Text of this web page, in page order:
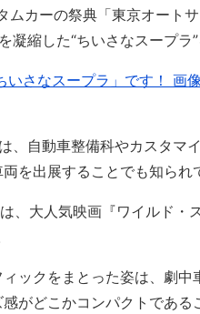
カーの祭典「東京オート
縮した“ちいさなスープラ”
さなスープラ」です！ 画
、自動車整備科やカスタマ
を出展することでも知られ
、大人気映画『ワイルド・
ックをまとった姿は、劇中
がどこかコンパクトである